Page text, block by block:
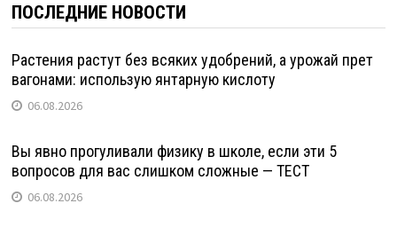
ПОСЛЕДНИЕ НОВОСТИ
Растения растут без всяких удобрений, а урожай прет
вагонами: использую янтарную кислоту
06.08.2026
Вы явно прогуливали физику в школе, если эти 5
вопросов для вас слишком сложные — ТЕСТ
06.08.2026